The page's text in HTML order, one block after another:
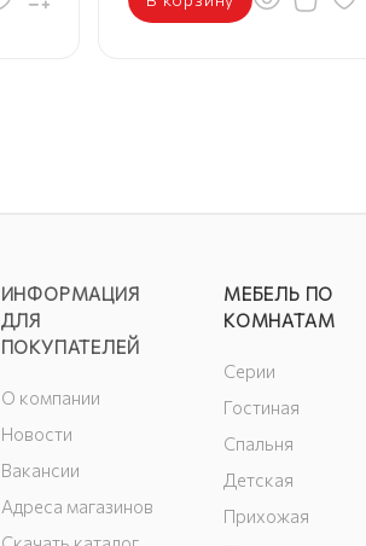
ИНФОРМАЦИЯ
ДЛЯ
ПОКУПАТЕЛЕЙ
О компании
Новости
Вакансии
Адреса магазинов
МЕБЕЛЬ ПО
КОМНАТАМ
Серии
Гостиная
Спальня
Детская
Прихожая